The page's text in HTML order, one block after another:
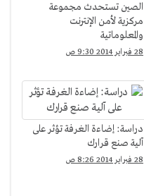
الصين تستحدث مجموعة
مركزية لأمن الإنترنت
والمعلوماتية
28 فبراير 2014 9:30 ص
دراسة: إضاءة الغرفة تؤثر على
آلية صنع قرارك
28 فبراير 2014 8:26 ص